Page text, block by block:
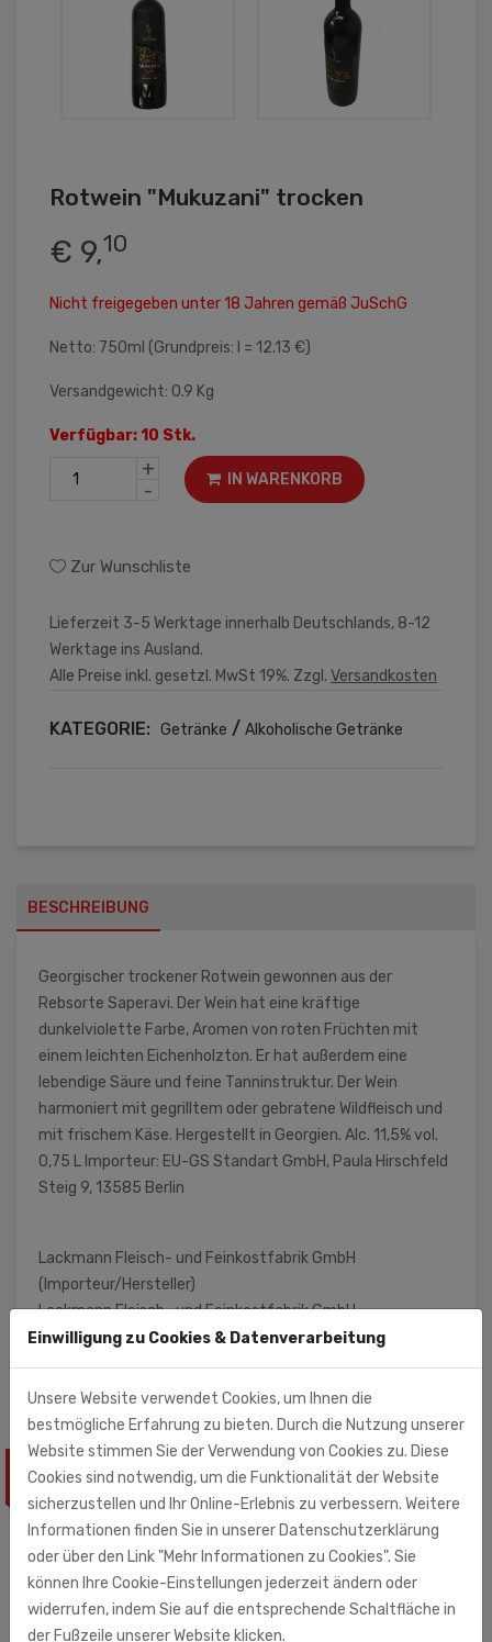
Rotwein "Mukuzani" trocken
€ 9,10
Nicht freigegeben unter 18 Jahren gemäß JuSchG
Netto: 750ml (Grundpreis: l = 12.13 €)
Versandgewicht: 0.9 Kg
Verfügbar: 10 Stk.
+
-
IN WARENKORB
Zur Wunschliste
Lieferzeit 3-5 Werktage innerhalb Deutschlands, 8-12
Werktage ins Ausland.
Alle Preise inkl. gesetzl. MwSt 19%. Zzgl. Versandkosten
KATEGORIE: Getränke / Alkoholische Getränke
BESCHREIBUNG
Georgischer trockener Rotwein gewonnen aus der
Rebsorte Saperavi. Der Wein hat eine kräftige
dunkelviolette Farbe, Aromen von roten Früchten mit
einem leichten Eichenholzton. Er hat außerdem eine
lebendige Säure und feine Tanninstruktur. Der Wein
harmoniert mit gegrilltem oder gebratene Wildfleisch und
mit frischem Käse. Hergestellt in Georgien. Alc. 11,5% vol.
0,75 L Importeur: EU-GS Standart GmbH, Paula Hirschfeld
Steig 9, 13585 Berlin
Lackmann Fleisch- und Feinkostfabrik GmbH
(Importeur/Hersteller)
Lackmann Fleisch- und Feinkostfabrik GmbH
Carl-Benz-Str. 10 - 14
77731 Willstätt
ÄHNLICHE PRODUKTE
Einwilligung zu Cookies & Datenverarbeitung
Unsere Website verwendet Cookies, um Ihnen die
bestmögliche Erfahrung zu bieten. Durch die Nutzung unserer
Website stimmen Sie der Verwendung von Cookies zu. Diese
Cookies sind notwendig, um die Funktionalität der Website
sicherzustellen und Ihr Online-Erlebnis zu verbessern. Weitere
Informationen finden Sie in unserer Datenschutzerklärung
oder über den Link "Mehr Informationen zu Cookies". Sie
können Ihre Cookie-Einstellungen jederzeit ändern oder
widerrufen, indem Sie auf die entsprechende Schaltfläche in
der Fußzeile unserer Website klicken.